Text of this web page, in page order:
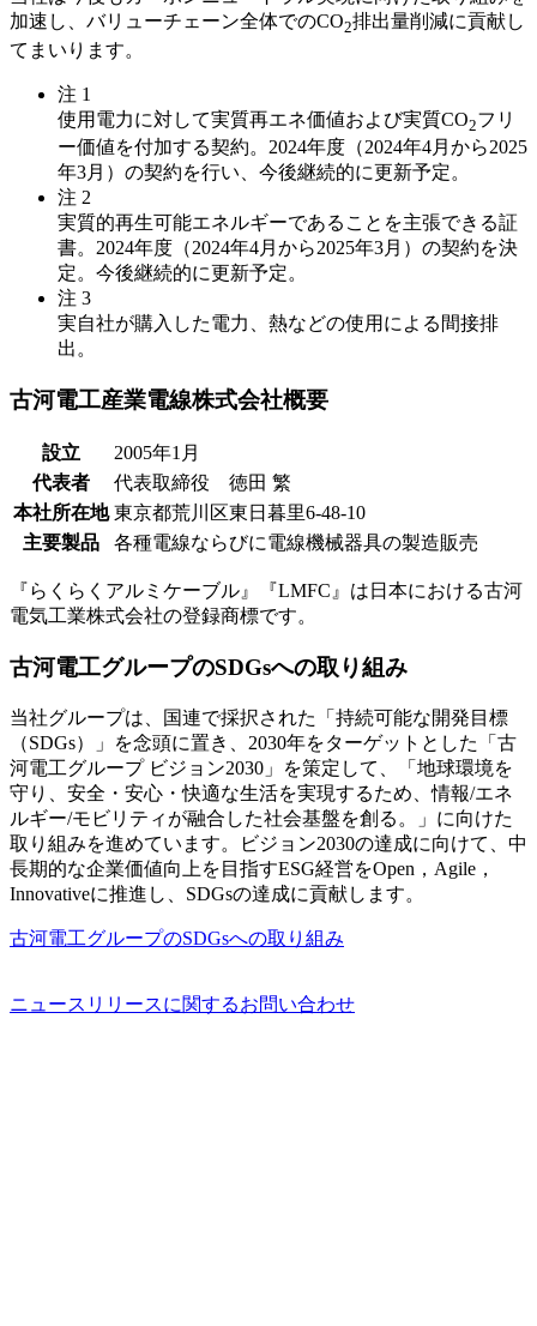
加速し、バリューチェーン全体でのCO2排出量削減に貢献し
てまいります。
注 1
使用電力に対して実質再エネ価値および実質CO2フリ
ー価値を付加する契約。2024年度（2024年4月から2025
年3月）の契約を行い、今後継続的に更新予定。
注 2
実質的再生可能エネルギーであることを主張できる証
書。2024年度（2024年4月から2025年3月）の契約を決
定。今後継続的に更新予定。
注 3
実自社が購入した電力、熱などの使用による間接排
出。
古河電工産業電線株式会社概要
設立
2005年1月
代表者
代表取締役 徳田 繁
本社所在地 東京都荒川区東日暮里6-48-10
主要製品
各種電線ならびに電線機械器具の製造販売
『らくらくアルミケーブル』『LMFC』は日本における古河
電気工業株式会社の登録商標です。
古河電工グループのSDGsへの取り組み
当社グループは、国連で採択された「持続可能な開発目標
（SDGs）」を念頭に置き、2030年をターゲットとした「古
河電工グループ ビジョン2030」を策定して、「地球環境を
守り、安全・安心・快適な生活を実現するため、情報/エネ
ルギー/モビリティが融合した社会基盤を創る。」に向けた
取り組みを進めています。ビジョン2030の達成に向けて、中
長期的な企業価値向上を目指すESG経営をOpen，Agile，
Innovativeに推進し、SDGsの達成に貢献します。
古河電工グループのSDGsへの取り組み
ニュースリリースに関するお問い合わせ